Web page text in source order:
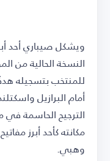
ويشكل صيباري أحد
النسخة الحالية من
للمنتخب بتسجيله
أمام البرازيل
مكانته كأحد أبرز
وهبي.